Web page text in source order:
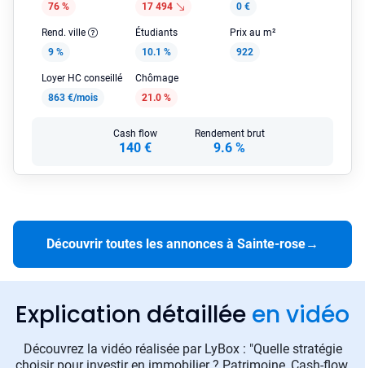
76 %
17 494
0 €
Rend. ville
9 %
Étudiants
10.1 %
Prix au m²
922
Loyer HC conseillé
863 €/mois
Chômage
21.0 %
Cash flow
140 €
Rendement brut
9.6 %
Découvrir toutes les annonces à Sainte-rose→
Explication détaillée en vidéo
Découvrez la vidéo réalisée par LyBox : "Quelle stratégie